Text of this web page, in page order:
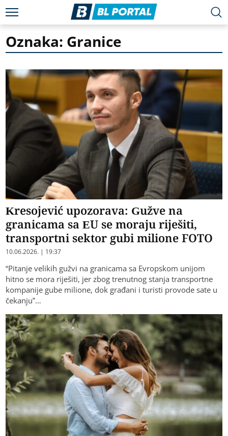
Oznaka: Granice
Kresojević upozorava: Gužve na
granicama sa EU se moraju riješiti,
transportni sektor gubi milione FOTO
10.06.2026. | 19:37
“Pitanje velikih gužvi na granicama sa Evropskom unijom
hitno se mora riješiti, jer zbog trenutnog stanja transportne
kompanije gube milione, dok građani i turisti provode sate u
čekanju”…